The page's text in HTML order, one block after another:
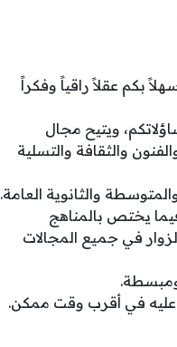
بكم عقلاً راقياً وفكراً
ويتيح مجال
والثقافة والتسلية
والثانوية العامة.
يختص بالمناهج
في جميع المجالات
ومبسطة.
عليه في أقرب وقت ممكن.